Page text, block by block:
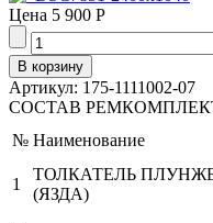
Цена 5 900 Р
Артикул: 175-1111002-07
СОСТАВ
№ Наименование
1
ТОЛКАТЕЛЬ
(ЯЗДА)